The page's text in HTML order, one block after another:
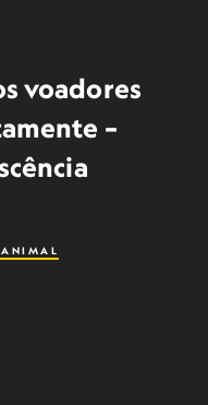
voadores
–
ANIMAL